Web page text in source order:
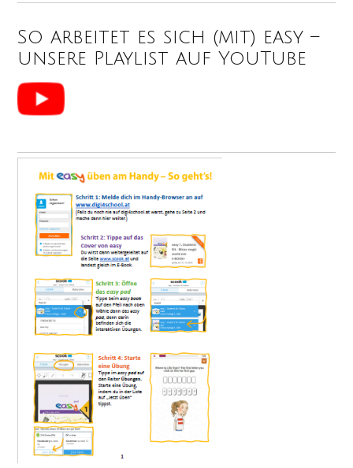
So arbeitet es sich (mit) easy –
unsere Playlist auf YouTube